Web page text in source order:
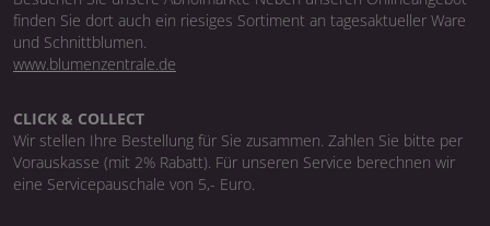
finden Sie dort auch ein riesiges Sortiment an tagesaktueller Ware
und Schnittblumen.
www.blumenzentrale.de
CLICK & COLLECT
Wir stellen Ihre Bestellung für Sie zusammen. Zahlen Sie bitte per
Vorauskasse (mit 2% Rabatt). Für unseren Service berechnen wir
eine Servicepauschale von 5,- Euro.